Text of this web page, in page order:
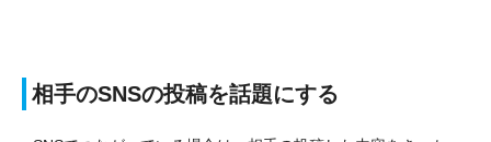
相手のSNSの投稿を話題にする